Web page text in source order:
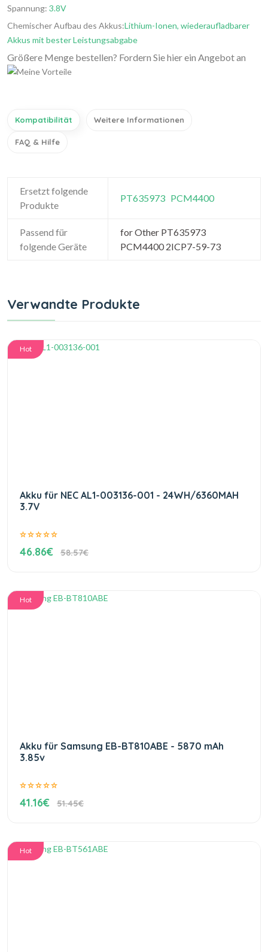
Spannung: 3.8V
Chemischer Aufbau des Akkus:Lithium-Ionen, wiederaufladbarer
Akkus mit bester Leistungsabgabe
Größere Menge bestellen? Fordern Sie hier ein Angebot an
Kompatibilität Weitere Informationen
FAQ & Hilfe
Ersetzt folgende
Produkte
PT635973 PCM4400
Passend für
folgende Geräte
for Other PT635973
PCM4400 2ICP7-59-73
Verwandte Produkte
Hot
Akku für NEC AL1-003136-001 - 24WH/6360MAH
3.7V
46.86€ 58.57€
Hot
Akku für Samsung EB-BT810ABE - 5870 mAh
3.85v
41.16€ 51.45€
Hot